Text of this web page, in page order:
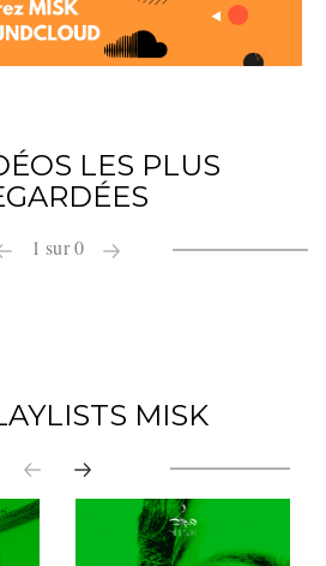
LES PLUS
1 sur0
MISK